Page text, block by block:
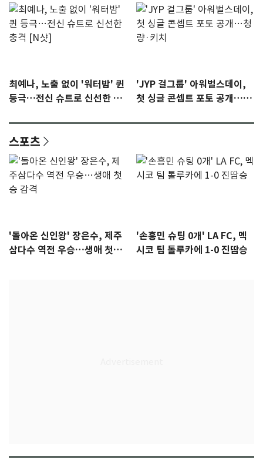
최예나, 노출 없이 '워터밤' 퀸
등극…전신 슈트로 신선한 충
'JYP 걸그룹' 아워벌스데이,
첫 싱글 콘셉트 포토 공개…청
스포츠
'돌아온 신인왕' 장은수, 제주
삼다수 역전 우승…생애 첫승
'손흥민 슈팅 0개' LA FC, 멕
시코 팀 톨루카에 1-0 진땀승